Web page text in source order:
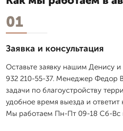
01
Заявка и консультация
Оставьте заявку нашим Денису
932 210-55-37. Менеджер Федор
задачи по благоустройству
удобное время выезда и
Мы работаем Пн-Пт 09-18 Сб-Вс